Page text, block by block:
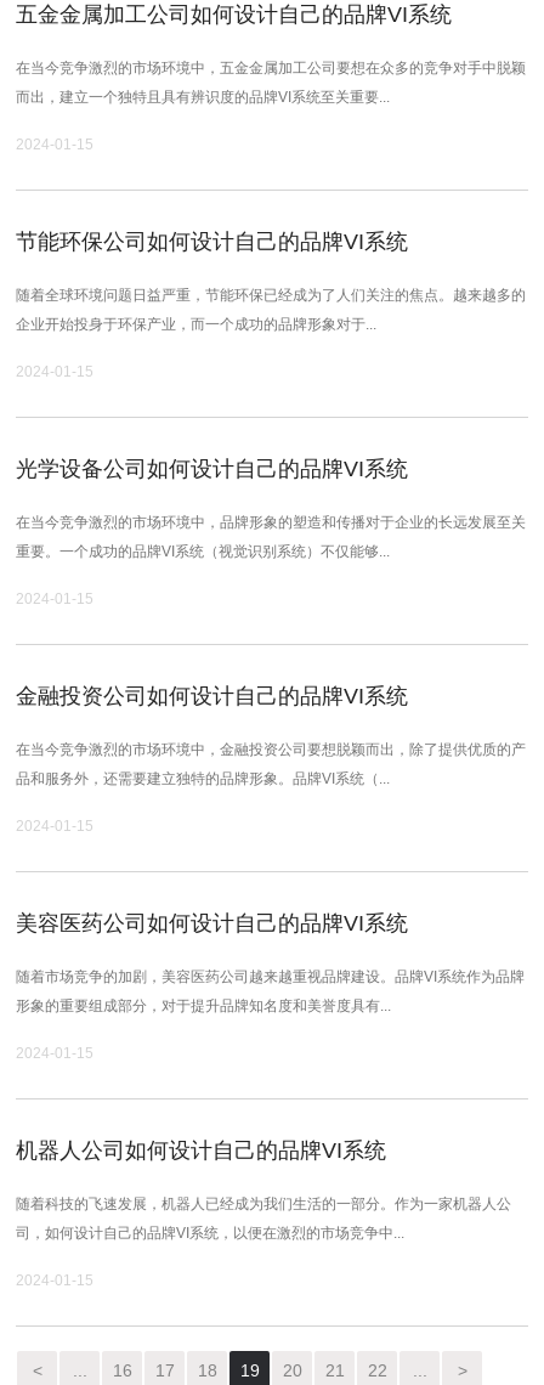
五金金属加工公司如何设计自己的品牌VI系统
在当今竞争激烈的市场环境中，五金金属加工公司要想在众多的竞争对手中脱颖
而出，建立一个独特且具有辨识度的品牌VI系统至关重要...
2024-01-15
节能环保公司如何设计自己的品牌VI系统
随着全球环境问题日益严重，节能环保已经成为了人们关注的焦点。越来越多的
企业开始投身于环保产业，而一个成功的品牌形象对于...
2024-01-15
光学设备公司如何设计自己的品牌VI系统
在当今竞争激烈的市场环境中，品牌形象的塑造和传播对于企业的长远发展至关
重要。一个成功的品牌VI系统（视觉识别系统）不仅能够...
2024-01-15
金融投资公司如何设计自己的品牌VI系统
在当今竞争激烈的市场环境中，金融投资公司要想脱颖而出，除了提供优质的产
品和服务外，还需要建立独特的品牌形象。品牌VI系统（...
2024-01-15
美容医药公司如何设计自己的品牌VI系统
随着市场竞争的加剧，美容医药公司越来越重视品牌建设。品牌VI系统作为品牌
形象的重要组成部分，对于提升品牌知名度和美誉度具有...
2024-01-15
机器人公司如何设计自己的品牌VI系统
随着科技的飞速发展，机器人已经成为我们生活的一部分。作为一家机器人公
司，如何设计自己的品牌VI系统，以便在激烈的市场竞争中...
2024-01-15
< 16 17 18 19 20 21 22 >